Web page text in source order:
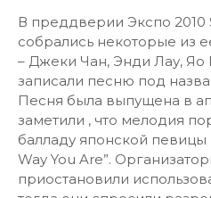
В преддверии Экспо 2010
собрались некоторые из
– Джеки Чан, Энди Лау, Яо
записали песню под
Песня была выпущена в
заметили , что мелодия
балладу японской
Way You Are”.
приостановили